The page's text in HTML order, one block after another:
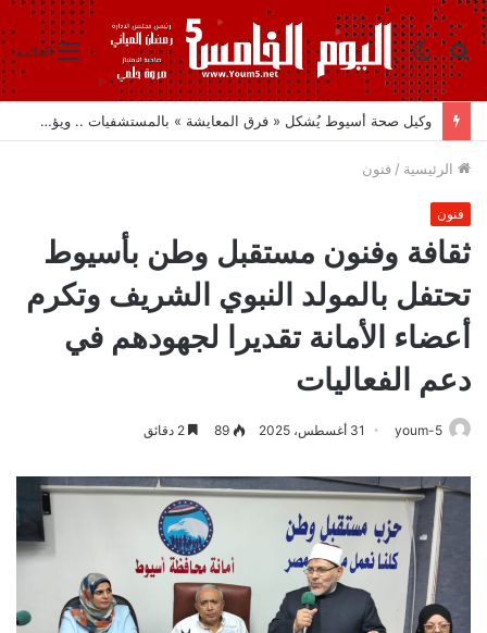
القائمة
بحث
عن
الوضع
المظلم
أمانة إعلام حماة الوطن بالبحيرة تبحث تفعيل «مبادرة عدسة مواطن» وتكثيف التواصل مع القرى
الرئيسية / فنون
فنون
ثقافة وفنون مستقبل وطن بأسيوط
تحتفل بالمولد النبوي الشريف وتكرم
أعضاء الأمانة تقديرا لجهودهم في
دعم الفعاليات
youm-5 31 أغسطس، 2025 89